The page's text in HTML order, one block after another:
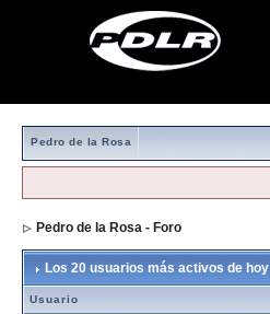
Pedro de la Rosa
Pedro de la Rosa - Foro
Los 20 usuarios más activos de hoy
Usuario